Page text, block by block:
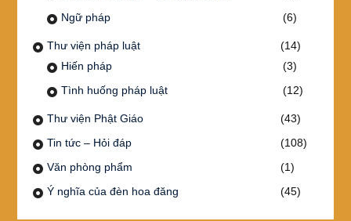
Ngữ pháp
(6)
Thư viện pháp luật
(14)
Hiến pháp
(3)
Tình huống pháp luật
(12)
Thư viện Phật Giáo
(43)
Tin tức – Hỏi đáp
(108)
Văn phòng phẩm
(1)
Ý nghĩa của đèn hoa đăng
(45)